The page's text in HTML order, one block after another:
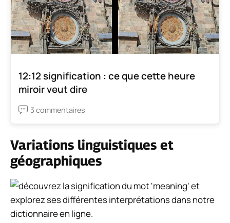
12:12 signification : ce que cette heure
miroir veut dire
3 commentaires
Variations linguistiques et
géographiques